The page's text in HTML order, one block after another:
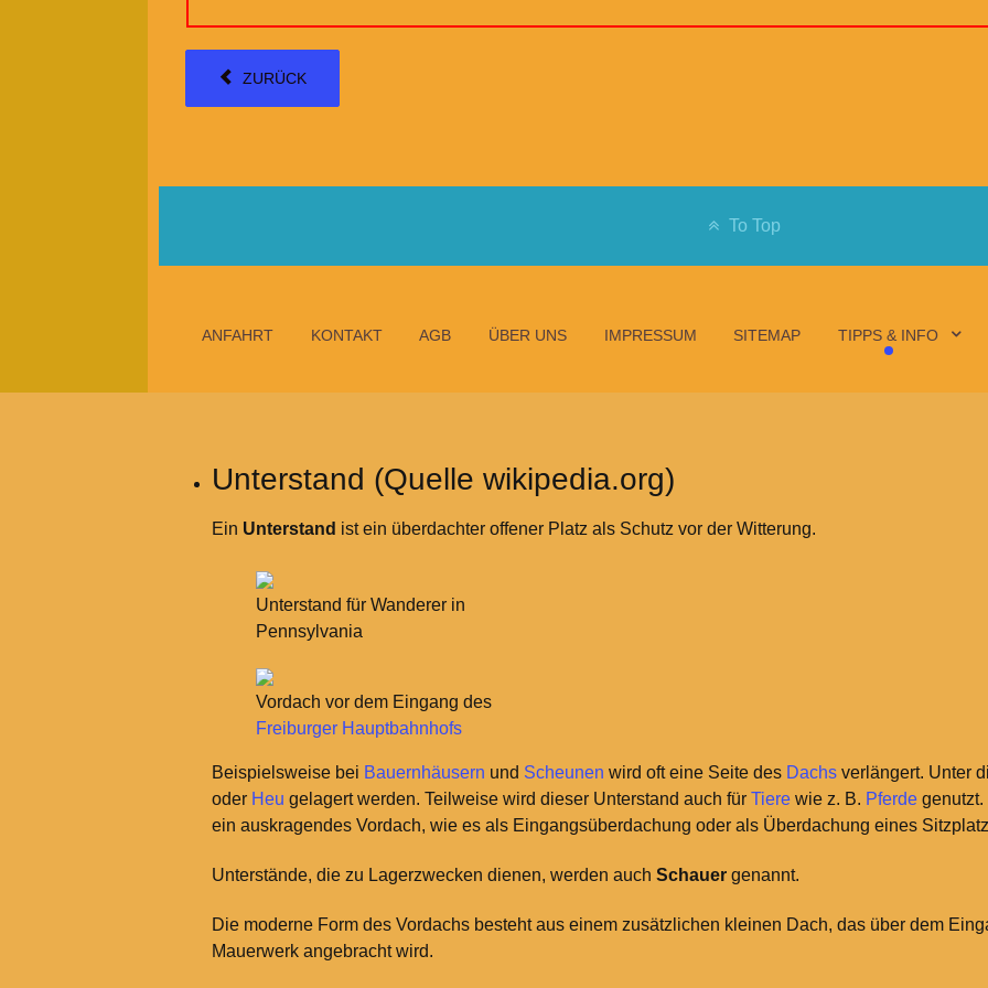
ZURÜCK
To Top
ANFAHRT KONTAKT AGB ÜBER UNS IMPRESSUM SITEMAP TIPPS & INFO
Unterstand (Quelle wikipedia.org)
Ein Unterstand ist ein überdachter offener Platz als Schutz vor der Witterung.
Unterstand für Wanderer in
Pennsylvania
Vordach vor dem Eingang des
Freiburger Hauptbahnhofs
Beispielsweise bei Bauernhäusern und Scheunen wird oft eine Seite des Dachs verlängert. Unter
oder Heu gelagert werden. Teilweise wird dieser Unterstand auch fürTiere wie z. B. Pferde
ein auskragendes Vordach, wie es als Eingangsüberdachung oder als Überdachung eines
Unterstände, die zu Lagerzwecken dienen, werden auchSchauer genannt.
Die moderne Form des Vordachs besteht aus einem zusätzlichen kleinen Dach, das über dem
Mauerwerk angebracht wird.